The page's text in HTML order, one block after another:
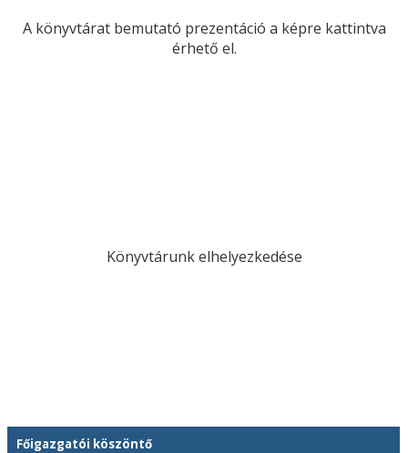
A könyvtárat bemutató prezentáció a képre kattintva
érhető el.
Könyvtárunk elhelyezkedése
Főigazgatói köszöntő